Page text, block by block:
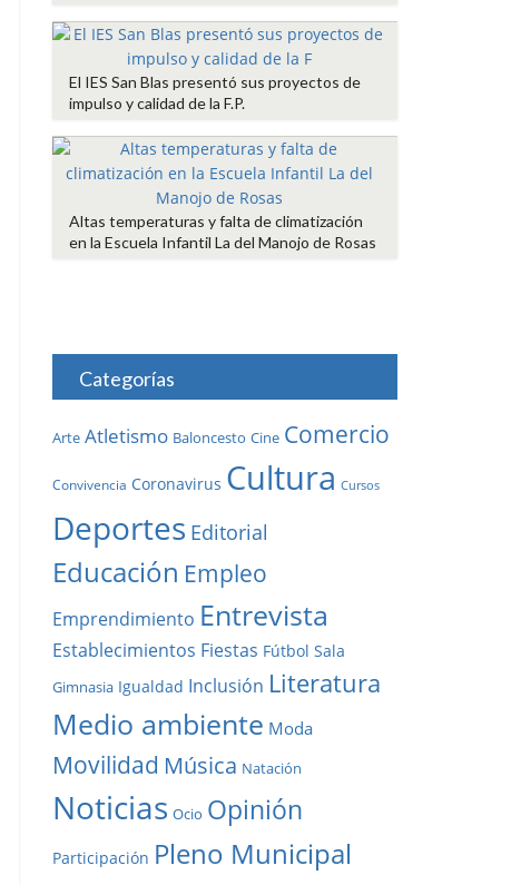
El IES San Blas presentó sus proyectos de
impulso y calidad de la F.P.
Altas temperaturas y falta de climatización
en la Escuela Infantil La del Manojo de Rosas
Categorías
Arte Atletismo Baloncesto Cine Comercio
Convivencia Coronavirus Cultura Cursos
Deportes Editorial
Educación Empleo
Emprendimiento Entrevista
Establecimientos Fiestas Fútbol Sala
Gimnasia Igualdad Inclusión Literatura
Medio ambiente Moda
Movilidad Música Natación
Noticias Ocio Opinión
Participación Pleno Municipal